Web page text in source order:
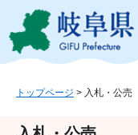
ジ
ュ
トップページ > 入札・公売